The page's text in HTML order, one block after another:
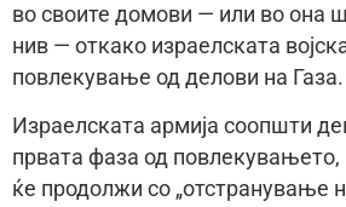
во своите домови — или во она
нив — откако израелската
повлекување од делови на Газа.
Израелската армија соопшти
првата фаза од повлекувањето,
ќе продолжи со „отстранување